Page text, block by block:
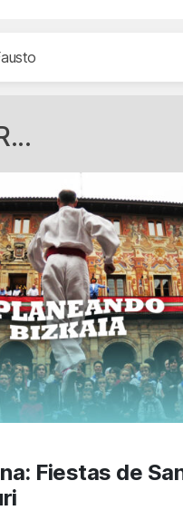
Fiestas de